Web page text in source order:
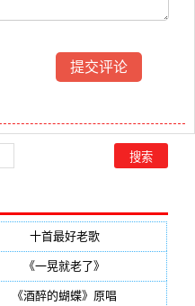
十首最好老歌(300)
《一晃就老了》
《酒醉的蝴蝶》原唱